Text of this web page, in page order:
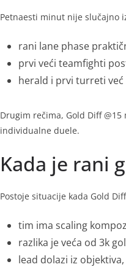
Petnaesti minut nije slučajno
rani lane phase
prvi veći teamfighti
herald i prvi turreti
Drugim rečima, Gold Diff
individualne duele.
Kada je rani
Postoje situacije kada Gold
tim ima scaling
razlika je veća od 3k
lead dolazi iz